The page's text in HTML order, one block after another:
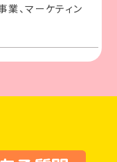
、マーケティン